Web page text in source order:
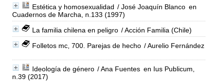
Estética y homosexualidad / José Joaquín Blanco en
Cuadernos de Marcha, n.133 (1997)
La familia chilena en peligro / Acción Familia (Chile)
Folletos mc, 700. Parejas de hecho / Aurelio Fernández
Ideología de género / Ana Fuentes en Ius Publicum,
n.39 (2017)